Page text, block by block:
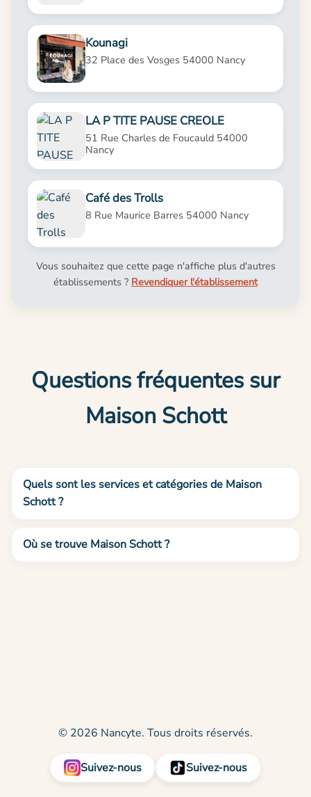
Kounagi
32 Place des Vosges 54000 Nancy
LA P TITE PAUSE CREOLE
51 Rue Charles de Foucauld 54000
Nancy
Café des Trolls
8 Rue Maurice Barres 54000 Nancy
Vous souhaitez que cette page n'affiche plus d'autres
établissements ? Revendiquer l'établissement
Questions fréquentes sur
Maison Schott
Quels sont les services et catégories de Maison
Schott ?
Où se trouve Maison Schott ?
© 2026 Nancyte. Tous droits réservés.
Suivez-nous Suivez-nous